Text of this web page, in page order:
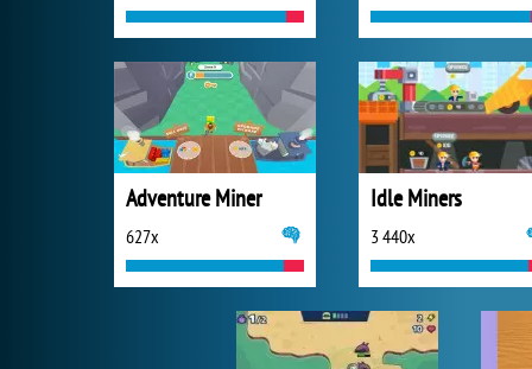
Adventure Miner
627x
Idle Miners
3 440x